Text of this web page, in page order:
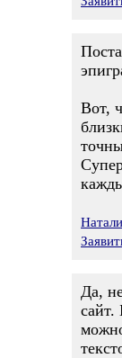
Вот,
Да,
сайт.